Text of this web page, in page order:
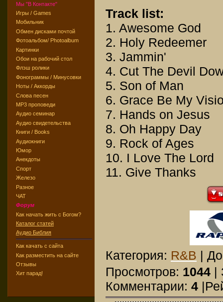
Мы "В Контакте"
Игры / Games
Мобильник
Обмен дисками почтой
Фотоальбом/ Photoalbum
Картинки
Обои на рабочий стол
Флэш ролики
Фонограммы / Минусовки
Ноты / Аккорды
Слова песен
MP3 проповеди
Аудио семинар
Аудио свидетельства
Книги / Books
Аудиокниги
Юмор
Анекдоты
Спорт
Железо
Разное
ЧАТ
Форум
Как начать жить с Богом?
Каталог статей
Аудио Библия
Как качать с сайта
Как разместить на сайте
Отзывы
Хит парад!
Track list:
1. Awesome God
2. Holy Redeemer
3. Jammin'
4. Cut The Devil
5. Son of Man
6. Grace Be My
7. Hands on Jesus
8. Oh Happy Day
9. Rock of Ages
10. I Love The Lord
11. Give Thanks
Категория: R&B |
Просмотров: 1044 |
Комментарии: 4